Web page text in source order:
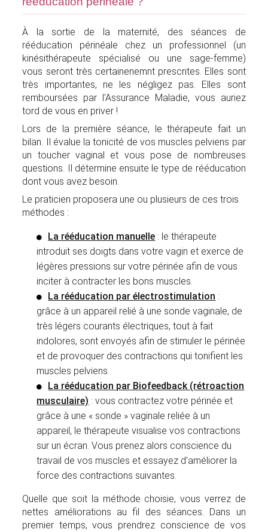
À la sortie de la maternité, des séances de
rééducation périnéale chez un professionnel (un
kinésithérapeute spécialisé ou une sage-femme)
vous seront très certainenemnt prescrites. Elles sont
très importantes, ne les négligez pas. Elles sont
remboursées par l'Assurance Maladie, vous auriez
tord de vous en priver !
Lors de la première séance, le thérapeute fait un
bilan. Il évalue la tonicité de vos muscles pelviens par
un toucher vaginal et vous pose de nombreuses
questions. Il détermine ensuite le type de rééducation
dont vous avez besoin.
Le praticien proposera une ou plusieurs de ces trois
méthodes :
La rééducation manuelle : le thérapeute
introduit ses doigts dans votre vagin et exerce de
légères pressions sur votre périnée afin de vous
inciter à contracter les bons muscles.
La rééducation par électrostimulation :
grâce à un appareil relié à une sonde vaginale, de
très légers courants électriques, tout à fait
indolores, sont envoyés afin de stimuler le périnée
et de provoquer des contractions qui tonifient les
muscles pelviens.
La rééducation par Biofeedback (rétroaction
musculaire) : vous contractez votre périnée et
grâce à une « sonde » vaginale reliée à un
appareil, le thérapeute visualise vos contractions
sur un écran. Vous prenez alors conscience du
travail de vos muscles et essayez d’améliorer la
force des contractions suivantes.
Quelle que soit la méthode choisie, vous verrez de
nettes améliorations au fil des séances. Dans un
premier temps, vous prendrez conscience de vos